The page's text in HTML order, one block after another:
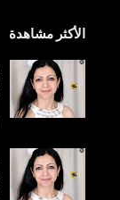
الأكثر مشاهدة